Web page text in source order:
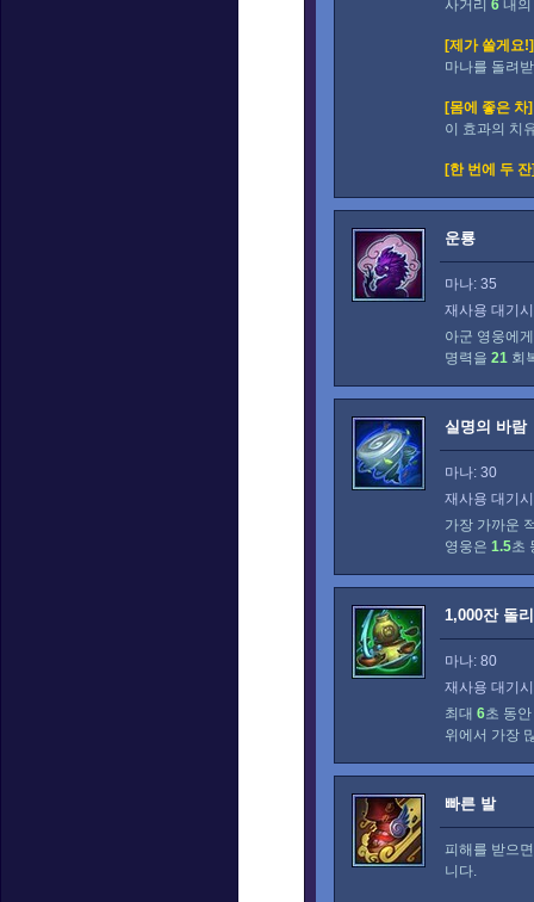
사거리 6 내
[제가 쏠게요!]
마나를 돌려
[몸에 좋은 차]
이 효과의 치
[한 번에 두
운룡
마나: 35
재사용 대기
아군 영웅에
명력을 21 회
실명의 바람
마나: 30
재사용 대기
가장 가까운
영웅은 1.5초
1,000잔 돌
마나: 80
재사용 대기
최대 6초 동
위에서 가장
빠른 발
피해를 받으
니다.